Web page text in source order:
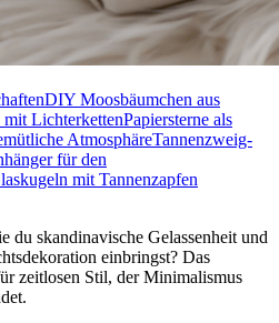
DIY Moosbäumchen aus
mit LichterkettenPapiersterne als
AtmosphäreTannenzweig-
für den
mit Tannenzapfen
du skandinavische Gelassenheit und
einbringst? Das
zeitlosen Stil, der Minimalismus